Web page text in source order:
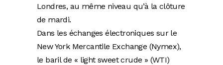
Londres, au même niveau qu’à la clôture
de mardi.
Dans les échanges électroniques sur le
New York Mercantile Exchange (Nymex),
le baril de « light sweet crude » (WTI)